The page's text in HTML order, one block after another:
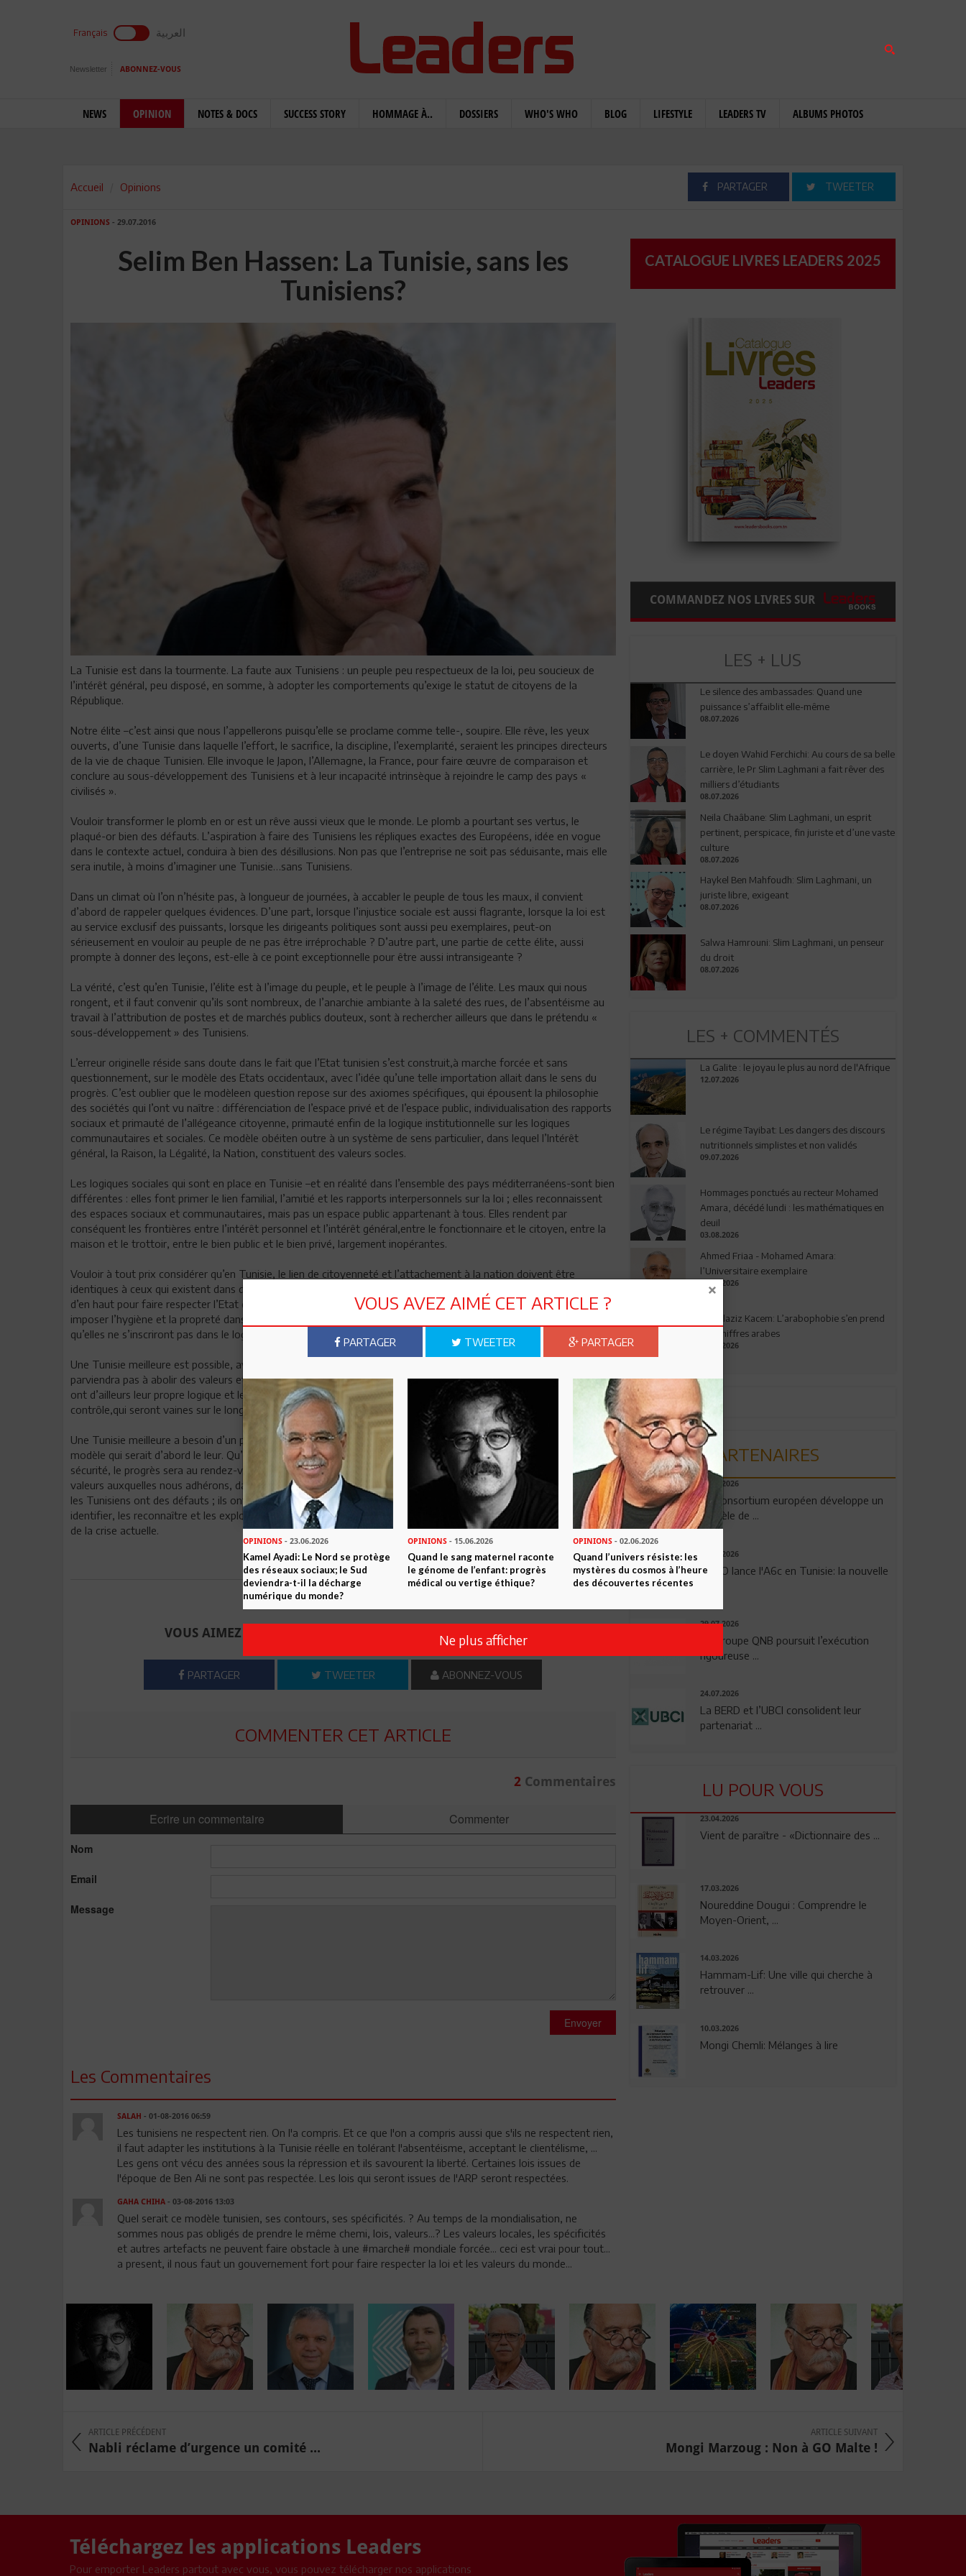
Français العربية
Newsletter ABONNEZ-VOUS
NEWS OPINION NOTES & DOCS SUCCESS STORY HOMMAGE À.. DOSSIERS WHO'S WHO BLOG LIFESTYLE LEADERS TV ALBUMS PHOTOS
Accueil Opinions PARTAGER TWEETER
OPINIONS - 29.07.2016
Selim Ben Hassen: La Tunisie, sans les
Tunisiens?
La Tunisie est dans la tourmente. La faute aux Tunisiens : un peuple peu respectueux de la loi, peu soucieux de
l’intérêt général, peu disposé, en somme, à adopter les comportements qu’exige le statut de citoyens de la
République.
Notre élite –c’est ainsi que nous l’appellerons puisqu’elle se proclame comme telle-, soupire. Elle rêve, les yeux
ouverts, d’une Tunisie dans laquelle l’effort, le sacrifice, la discipline, l’exemplarité, seraient les principes directeurs
de la vie de chaque Tunisien. Elle invoque le Japon, l’Allemagne, la France, pour faire œuvre de comparaison et
conclure au sous-développement des Tunisiens et à leur incapacité intrinsèque à rejoindre le camp des pays «
civilisés ».
Vouloir transformer le plomb en or est un rêve aussi vieux que le monde. Le plomb a pourtant ses vertus, le
plaqué-or bien des défauts. L’aspiration à faire des Tunisiens les répliques exactes des Européens, idée en vogue
dans le contexte actuel, conduira à bien des désillusions. Non pas que l’entreprise ne soit pas séduisante, mais elle
sera inutile, à moins d’imaginer une Tunisie…sans Tunisiens.
Dans un climat où l’on n’hésite pas, à longueur de journées, à accabler le peuple de tous les maux, il convient
d’abord de rappeler quelques évidences. D’une part, lorsque l’injustice sociale est aussi flagrante, lorsque la loi est
au service exclusif des puissants, lorsque les dirigeants politiques sont aussi peu exemplaires, peut-on
sérieusement en vouloir au peuple de ne pas être irréprochable ? D’autre part, une partie de cette élite, aussi
prompte à donner des leçons, est-elle à ce point exceptionnelle pour être aussi intransigeante ?
La vérité, c’est qu’en Tunisie, l’élite est à l’image du peuple, et le peuple à l’image de l’élite. Les maux qui nous
rongent, et il faut convenir qu’ils sont nombreux, de l’anarchie ambiante à la saleté des rues, de l’absentéisme au
travail à l’attribution de postes et de marchés publics douteux, sont à rechercher ailleurs que dans le prétendu «
sous-développement » des Tunisiens.
L’erreur originelle réside sans doute dans le fait que l’Etat tunisien s’est construit,à marche forcée et sans
questionnement, sur le modèle des Etats occidentaux, avec l’idée qu’une telle importation allait dans le sens du
progrès. C’est oublier que le modèleen question repose sur des axiomes spécifiques, qui épousent la philosophie
des sociétés qui l’ont vu naître : différenciation de l’espace privé et de l’espace public, individualisation des rapports
sociaux et primauté de l’allégeance citoyenne, primauté enfin de la logique institutionnelle sur les logiques
communautaires et sociales. Ce modèle obéiten outre à un système de sens particulier, dans lequel l’Intérêt
général, la Raison, la Légalité, la Nation, constituent des valeurs socles.
Les logiques sociales qui sont en place en Tunisie –et en réalité dans l’ensemble des pays méditerranéens-sont bien
différentes : elles font primer le lien familial, l’amitié et les rapports interpersonnels sur la loi ; elles reconnaissent
des espaces sociaux et communautaires, mais pas un espace public appartenant à tous. Elles rendent par
conséquent les frontières entre l’intérêt personnel et l’intérêt général,entre le fonctionnaire et le citoyen, entre la
maison et le trottoir, entre le bien public et le bien privé, largement inopérantes.
Vouloir à tout prix considérer qu’en Tunisie, le lien de citoyenneté et l’attachement à la nation doivent être
identiques à ceux qui existent dans d’autres pays, relève de la chimère politique. Les politiques publiques instituées
d’en haut pour faire respecter l’Etat de droit, pour lutter contre la corruption, pour combattre l’absentéisme, pour
imposer l’hygiène et la propreté dans les rues, n’ont que peu de chances de succès, du moins aussi longtemps
qu’elles ne s’inscriront pas dans le logiciel de pensée et d’action des Tunisiens.
Une Tunisie meilleure est possible, avec les Tunisiens. Elle ne dépend pas d’un homme providentiel, qui ne
parviendra pas à abolir des valeurs et des normes sociales solidement ancrées dans l’inconscient collectif, et qui
ont d’ailleurs leur propre logique et leurs vertus. Elle ne dépend pas non plus de l’édiction de lois ou de politiques de
contrôle,qui seront vaines sur le long terme et que l’Etat n’a d’ailleurs pas les moyens de financer.
Une Tunisie meilleure a besoin d’un projet dont le défi estde permettre aux Tunisiens d’avancer à partir d’un
modèle qui serait d’abord le leur. Qu’il s’agisse du travail ou de l’impôt, du respect de l’environnement ou de la
sécurité, le progrès sera au rendez-vous aussitôt que les efforts s’appuieront sur nos spécificités culturelles, sur les
valeurs auxquelles nous adhérons, dans le cadre d’un système cohérent et qui fait sens. Comme tous les peuples,
les Tunisiens ont des défauts ; ils ont aussi de puissantes qualités, malgré le discours dominant du moment. Les
identifier, les reconnaître et les exploiter, comme autant d’avantages comparatifs, est notre seule issue pour sortir
de la crise actuelle.
Selim Ben Hassen
Envoyer à un ami
VOUS AIMEZ CET ARTICLE ? PARTAGEZ-LE AVEC VOS AMIS !
PARTAGER TWEETER ABONNEZ-VOUS
COMMENTER CET ARTICLE
2Commentaires
Ecrire un commentaire Commenter
Nom
Email
Message
Envoyer
Les Commentaires
SALAH - 01-08-2016 06:59
Les tunisiens ne respectent rien. On l'a compris. Et ce que l'on a compris aussi que s'ils ne respectent rien,
il faut adapter les institutions à la Tunisie réelle en tolérant l'absentéisme, acceptant le clientélisme, ...
Les gens ont vécu des années sous la répression et ils savourent la liberté. Certaines lois issues de
l'époque de Ben Ali ne sont pas respectée. Les lois qui seront issues de l'ARP seront respectées.
GAHA CHIHA- 03-08-2016 13:03
Quel serait ce modèle tunisien, ses contours, ses spécificités. ? Au temps de la mondialisation, ne
sommes nous pas obligés de prendre le même chemi, lois, valeurs...? Les valeurs locales, les spécificités
et autres artefacts ne peuvent faire obstacle à une #marche# mondiale forcée... ceci est vrai pour tout...
a present, il nous faut un gouvernement fort pour faire respecter la loi et les valeurs du monde...
CATALOGUE LIVRES LEADERS 2025
COMMANDEZ NOS LIVRES SUR
LES + LUS
Le silence des ambassades: Quand une
puissance s’affaiblit elle-même
08.07.2026
Le doyen Wahid Ferchichi: Au cours de sa belle
carrière, le Pr Slim Laghmani a fait rêver des
milliers d’étudiants
08.07.2026
Neila Chaâbane: Slim Laghmani, un esprit
pertinent, perspicace, fin juriste et d’une vaste
culture
08.07.2026
Haykel Ben Mahfoudh: Slim Laghmani, un
juriste libre, exigeant
08.07.2026
Salwa Hamrouni: Slim Laghmani, un penseur
du droit
08.07.2026
LES + COMMENTÉS
La Galite : le joyau le plus au nord de l'Afrique
12.07.2026
Le régime Tayibat: Les dangers des discours
nutritionnels simplistes et non validés
09.07.2026
Hommages ponctués au recteur Mohamed
Amara, décédé lundi : les mathématiques en
deuil
03.08.2026
Ahmed Friaa - Mohamed Amara:
l’Universitaire exemplaire
04.08.2026
Abdelaziz Kacem: L’arabophobie s’en prend
aux chiffres arabes
09.07.2026
PARTENAIRES
06.08.2026
Un consortium européen développe un
modèle de ...
04.08.2026
OPPO lance l'A6c en Tunisie: la nouvelle
29.07.2026
Le Groupe QNB poursuit l’exécution
rigoureuse ...
24.07.2026
La BERD et l’UBCI consolident leur
partenariat ...
LU POUR VOUS
23.04.2026
Vient de paraître - «Dictionnaire des ...
17.03.2026
Noureddine Dougui : Comprendre le
Moyen-Orient, ...
14.03.2026
Hammam-Lif: Une ville qui cherche à
retrouver ...
10.03.2026
Mongi Chemli: Mélanges à lire
ARTICLE PRÉCÉDENT
Nabli réclame d’urgence un comité ...
ARTICLE SUIVANT
Mongi Marzoug : Non à GO Malte !
Téléchargez les applications Leaders
Pour emporter Leaders partout avec vous, vous pouvez télécharger nos applications
VOUS AVEZ AIMÉ CET ARTICLE ?
PARTAGER TWEETER PARTAGER
OPINIONS - 23.06.2026
Kamel Ayadi: Le Nord se protège
des réseaux sociaux; le Sud
deviendra-t-il la décharge
numérique du monde?
OPINIONS - 15.06.2026
Quand le sang maternel raconte
le génome de l’enfant: progrès
médical ou vertige éthique?
OPINIONS- 02.06.2026
Quand l’univers résiste: les
mystères du cosmos à l’heure
des découvertes récentes
Ne plus afficher